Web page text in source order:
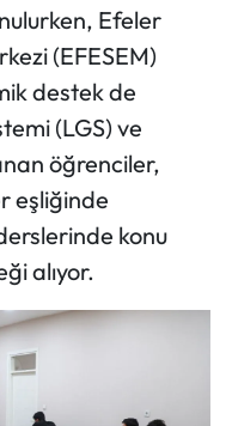
Efeler
(EFESEM)
destek de
(LGS) ve
öğrenciler,
eşliğinde
konu
alıyor.